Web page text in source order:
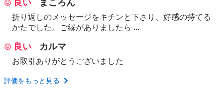
良い まころん
折り返しのメッセージをキチンと下さり、好感の持てる
かたでした。ご縁がありましたら ...
良い カルマ
お取引ありがとうございました
評価をもっと見る